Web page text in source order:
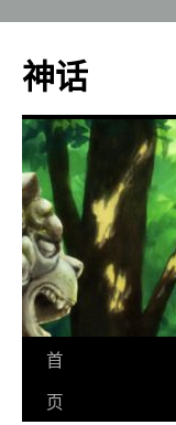
神话
跳首
页